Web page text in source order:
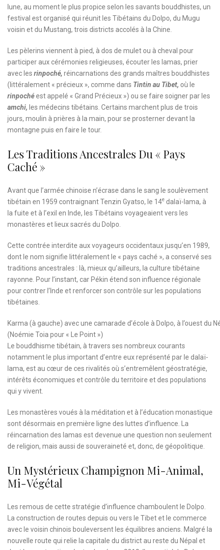
lune, au moment le plus propice selon les savants bouddhistes, un
festival est organisé qui réunit les Tibétains du Dolpo, du Mugu
voisin et du Mustang, trois districts accolés à la Chine.
Les pèlerins viennent à pied, à dos de mulet ou à cheval pour
participer aux cérémonies religieuses, écouter les lamas, prier
avec les rinpoché, réincarnations des grands maîtres bouddhistes
(littéralement « précieux », comme dans Tintin au Tibet, où le
rinpochéest appelé « Grand Précieux ») ou se faire soigner par les
amchi, les médecins tibétains. Certains marchent plus de trois
jours, moulin à prières à la main, pour se prosterner devant la
montagne puis en faire le tour.
Les Traditions Ancestrales Du « Pays
Caché »
Avant que l’armée chinoise n’écrase dans le sang le soulèvement
tibétain en 1959 contraignant Tenzin Gyatso, le 14e dalaï-lama, à
la fuite et à l’exil en Inde, les Tibétains voyageaient vers les
monastères et lieux sacrés du Dolpo.
Cette contrée interdite aux voyageurs occidentaux jusqu’en 1989,
dont le nom signifie littéralement le « pays caché », a conservé ses
traditions ancestrales : là, mieux qu’ailleurs, la culture tibétaine
rayonne. Pour l’instant, car Pékin étend son influence régionale
pour contrer l’Inde et renforcer son contrôle sur les populations
tibétaines.
Karma (à gauche) avec une camarade d’école à Dolpo, à l’ouest du
(Noémie Toia pour « Le Point »)
Le bouddhisme tibétain, à travers ses nombreux courants
notamment le plus important d’entre eux représenté par le dalaï-
lama, est au cœur de ces rivalités où s’entremêlent géostratégie,
intérêts économiques et contrôle du territoire et des populations
qui y vivent.
Les monastères voués à la méditation et à l’éducation monastique
sont désormais en première ligne des luttes d’influence. La
réincarnation des lamas est devenue une question non seulement
de religion, mais aussi de souveraineté et, donc, de géopolitique.
Un Mystérieux Champignon Mi-Animal,
Mi-Végétal
Les remous de cette stratégie d’influence chamboulent le Dolpo.
La construction de routes depuis ou vers le Tibet et le commerce
avec le voisin chinois bouleversent les équilibres anciens. Malgré la
nouvelle route qui relie la capitale du district au reste du Népal et